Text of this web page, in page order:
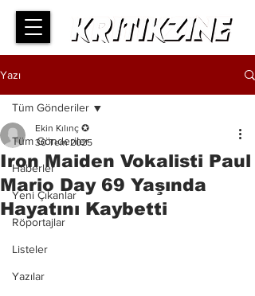
Yazı
Tüm Gönderiler
Haberler
Yeni Çıkanlar
Röportajlar
Listeler
Yazılar
Tüm Gönderiler
Iron Maiden Vokalisti Paul
Mario Day 69 Yaşında
Hayatını Kaybetti
Ekin Kılınç ✪
30 Tem 2025